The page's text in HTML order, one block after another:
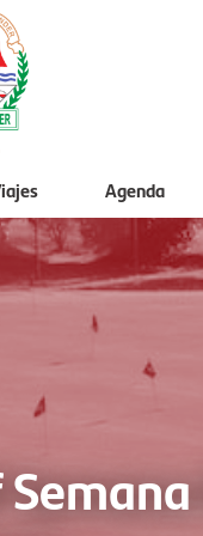
Agenda